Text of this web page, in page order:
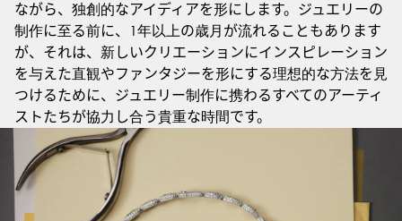
ながら、独創的なアイディアを形にします。ジュエリーの
制作に至る前に、1年以上の歳月が流れることもあります
が、それは、新しいクリエーションにインスピレーション
を与えた直観やファンタジーを形にする理想的な方法を見
つけるために、ジュエリー制作に携わるすべてのアーティ
ストたちが協力し合う貴重な時間です。